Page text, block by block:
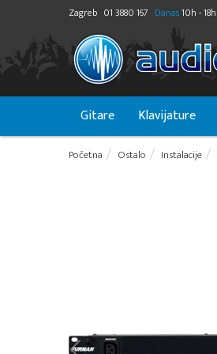
Zagreb 01 3880 167 Danas10h - 18h
Gitare Klavijature
Početna Ostalo Instalacije